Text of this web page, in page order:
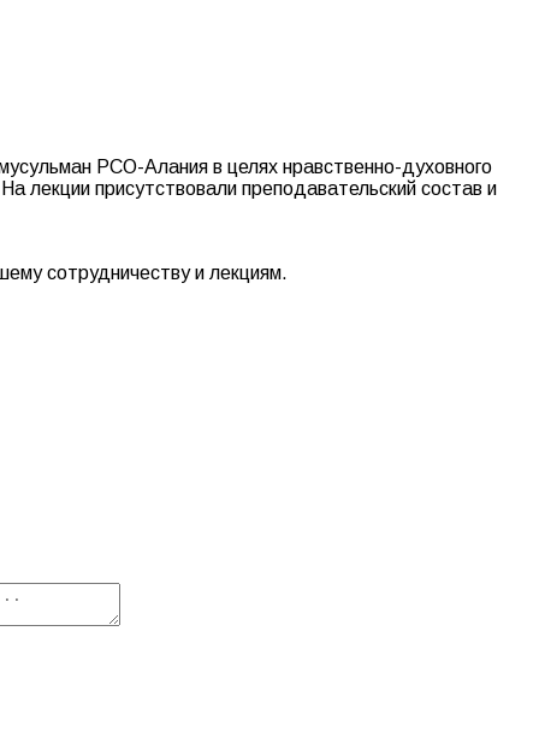
РСО-Алания в целях нравственно-духовного
На лекции присутствовали преподавательский состав и
сотрудничеству и лекциям.